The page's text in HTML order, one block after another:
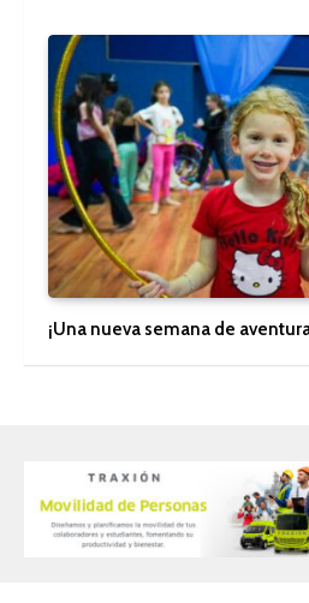
¡Una nueva semana de